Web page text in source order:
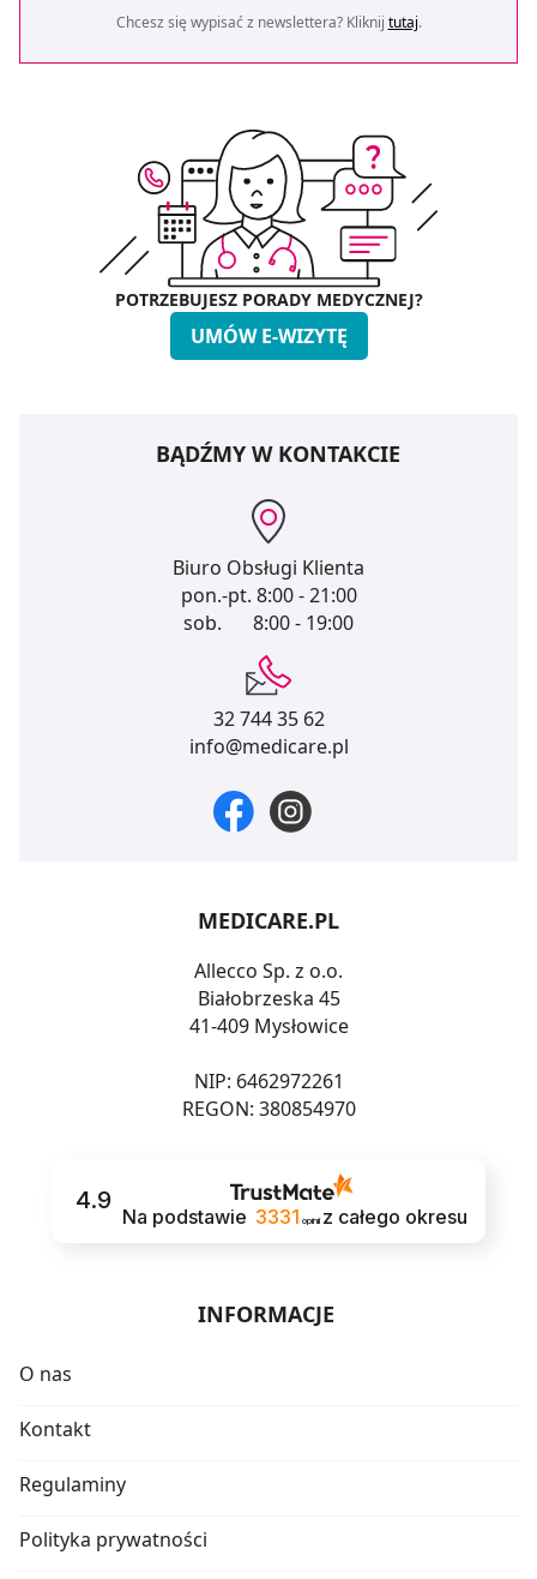
Chcesz się wypisać z newslettera? Kliknij tutaj.
POTRZEBUJESZ PORADY MEDYCZNEJ?
UMÓW E-WIZYTĘ
BĄDŹMY W KONTAKCIE
Biuro Obsługi Klienta
pon.-pt. 8:00 - 21:00
sob.
8:00 - 19:00
32 744 35 62
info@medicare.pl
MEDICARE.PL
Allecco Sp. z o.o.
Białobrzeska 45
41-409 Mysłowice
NIP: 6462972261
REGON: 380854970
4.9
Na podstawie 3331 opinii z całego okresu
INFORMACJE
O nas
Kontakt
Regulaminy
Polityka prywatności